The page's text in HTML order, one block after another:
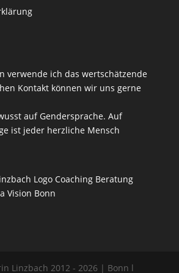
verwende ich das wertschätzende
Kontakt können wir uns gerne
auf Gendersprache. Auf
ist jeder herzliche Mensch
Linzbach 2012 - 2026 | Bonn l